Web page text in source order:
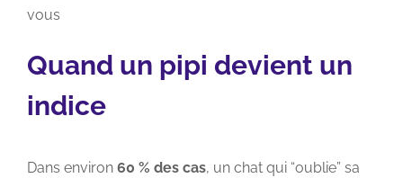
vous
Quand un pipi devient un
indice
Dans environ 60 % des cas, un chat qui “oublie” sa